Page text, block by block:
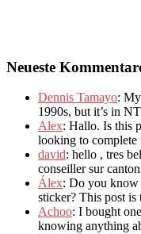
Neueste
Dennis Tamayo:
1990s, but it’s in
Alex: Hallo. Is this
looking to
david: hello , tres
conseiller sur canton
Álex: Do you know
sticker? This post is
Achoo: I bought
knowing anything